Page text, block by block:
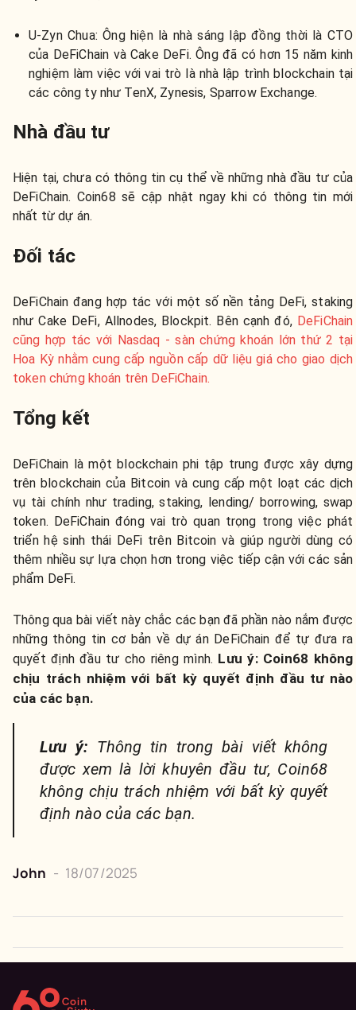
U-Zyn Chua: Ông hiện là nhà sáng lập đồng thời là CTO
của DeFiChain và Cake DeFi. Ông đã có hơn 15 năm kinh
nghiệm làm việc với vai trò là nhà lập trình blockchain tại
các công ty như TenX, Zynesis, Sparrow Exchange.
Nhà đầu tư
Hiện tại, chưa có thông tin cụ thể về những nhà đầu tư của
DeFiChain. Coin68 sẽ cập nhật ngay khi có thông tin mới
nhất từ dự án.
Đối tác
DeFiChain đang hợp tác với một số nền tảng DeFi, staking
như Cake DeFi, Allnodes, Blockpit. Bên cạnh đó, DeFiChain
cũng hợp tác với Nasdaq - sàn chứng khoán lớn thứ 2 tại
Hoa Kỳ nhằm cung cấp nguồn cấp dữ liệu giá cho giao dịch
token chứng khoán trên DeFiChain.
Tổng kết
DeFiChain là một blockchain phi tập trung được xây dựng
trên blockchain của Bitcoin và cung cấp một loạt các dịch
vụ tài chính như trading, staking, lending/ borrowing, swap
token. DeFiChain đóng vai trò quan trọng trong việc phát
triển hệ sinh thái DeFi trên Bitcoin và giúp người dùng có
thêm nhiều sự lựa chọn hơn trong việc tiếp cận với các sản
phẩm DeFi.
Thông qua bài viết này chắc các bạn đã phần nào nắm được
những thông tin cơ bản về dự án DeFiChain để tự đưa ra
quyết định đầu tư cho riêng mình. Lưu ý:Coin68 không
chịu trách nhiệm với bất kỳ quyết định đầu tư nào
của các bạn.
Lưu ý: Thông tin trong bài viết không
được xem là lời khuyên đầu tư, Coin68
không chịu trách nhiệm với bất kỳ quyết
định nào của các bạn.
John - 18/07/2025